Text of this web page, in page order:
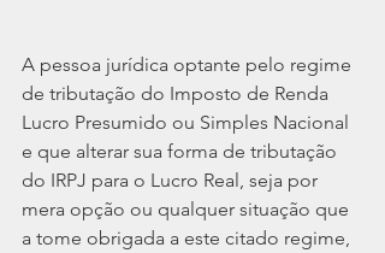
A pessoa jurídica optante pelo regime
de tributação do Imposto de Renda
Lucro Presumido ou Simples Nacional
e que alterar sua forma de tributação
do IRPJ para o Lucro Real, seja por
mera opção ou qualquer situação que
a tome obrigada a este citado regime,